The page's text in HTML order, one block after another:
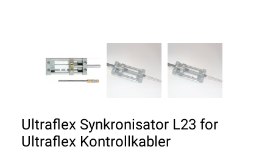
Ultraflex Synkronisator L23 for
Ultraflex Kontrollkabler